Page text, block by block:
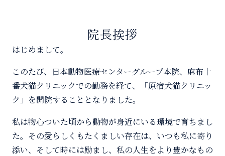
院長挨拶
はじめまして。
このたび、日本動物医療センターグループ本院、麻布十
番犬猫クリニックでの勤務を経て、「原宿犬猫クリニッ
ク」を開院することとなりました。
私は物心ついた頃から動物が身近にいる環境で育ちまし
た。その愛らしくもたくましい存在は、いつも私に寄り
添い、そして時には励まし、私の人生をより豊かなもの